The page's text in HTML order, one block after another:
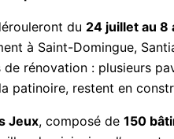
du 24 juillet au 8
à Saint-Domingue,
rénovation : plusieurs
patinoire, restent en
Jeux , composé de 150